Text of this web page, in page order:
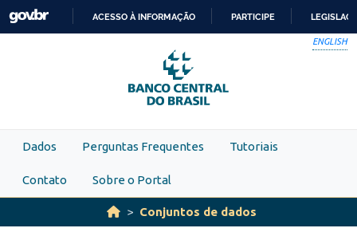
Skip to main content
PARA
O
CONTEÚDO
ACESSO À INFORMAÇÃO PARTICIPE
ENGLISH
Dados Perguntas Frequentes Tutoriais
Contato Sobre o Portal
Conjuntos de dados